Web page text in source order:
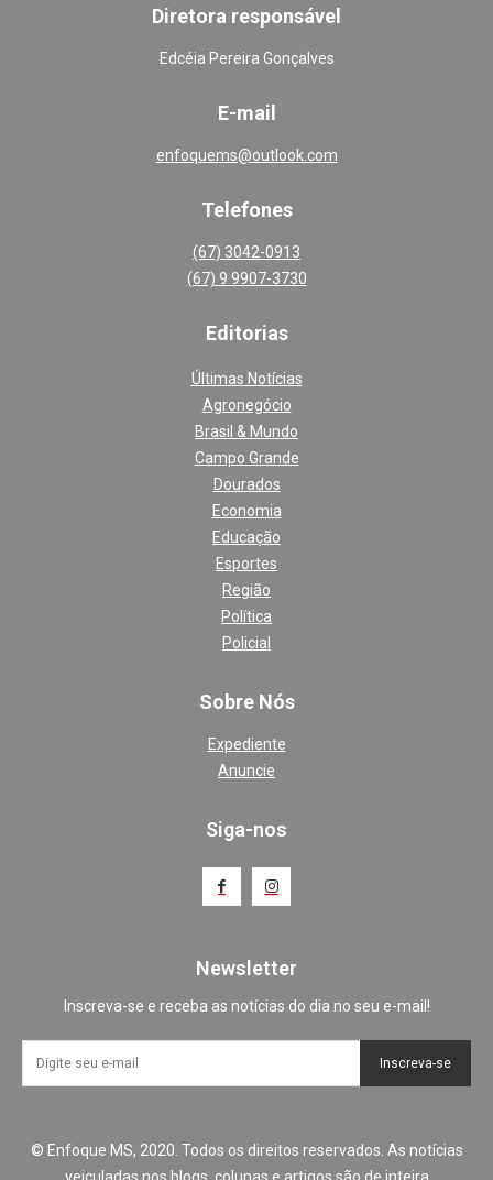
Diretora responsável
Edcéia Pereira Gonçalves
E-mail
enfoquems@outlook.com
Telefones
(67) 3042-0913
(67) 9 9907-3730
Editorias
Últimas Notícias
Agronegócio
Brasil & Mundo
Campo Grande
Dourados
Economia
Educação
Esportes
Região
Política
Policial
Sobre Nós
Expediente
Anuncie
Siga-nos
Newsletter
Inscreva-se e receba as notícias do dia no seu e-mail!
Inscreva-se
© Enfoque MS, 2020. Todos os direitos reservados. As notícias